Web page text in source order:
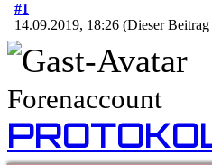
schmiedet
weitere
Regierung
#1
14.09.2019, 18:26 (Dieser
Forenaccount